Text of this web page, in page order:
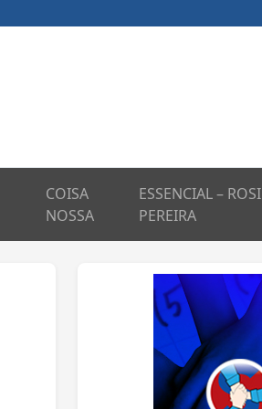
COISA
NOSSA
ESSENCIAL –
PEREIRA